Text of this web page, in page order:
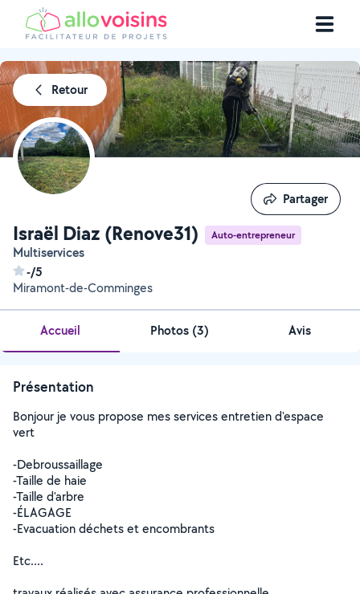
Retour
Israël Diaz (Renove31) Auto-entrepreneur
Multiservices
-/5
Miramont-de-Comminges
Partager
Partager
Accueil Photos (3) Avis
Présentation
Bonjour je vous propose mes services entretien d'espace
vert
-Debroussaillage
-Taille de haie
-Taille d'arbre
-ÉLAGAGE
-Evacuation déchets et encombrants
Etc....